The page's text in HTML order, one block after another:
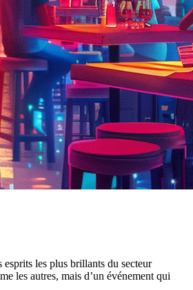
esprits les plus brillants du secteur
les autres, mais d’un événement qui